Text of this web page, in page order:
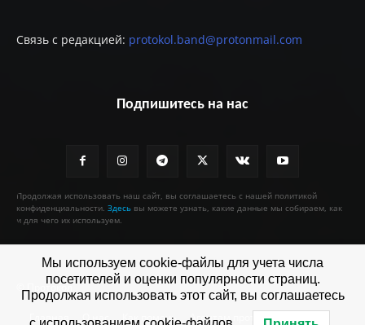
Связь с редакцией: protokol.band@protonmail.com
Подпишитесь на нас
Продолжая использовать наш сайт, вы соглашаетесь с нашей политикой
конфиденциальности. Здесь вы можете узнать, какие данные мы собираем, как
и для чего их используем.
© Протокол
Главная О нас Как помочь Агентам протокола
Мы используем cookie-файлы для учета числа
посетителей и оценки популярности страниц.
Продолжая использовать этот сайт, вы соглашаетесь